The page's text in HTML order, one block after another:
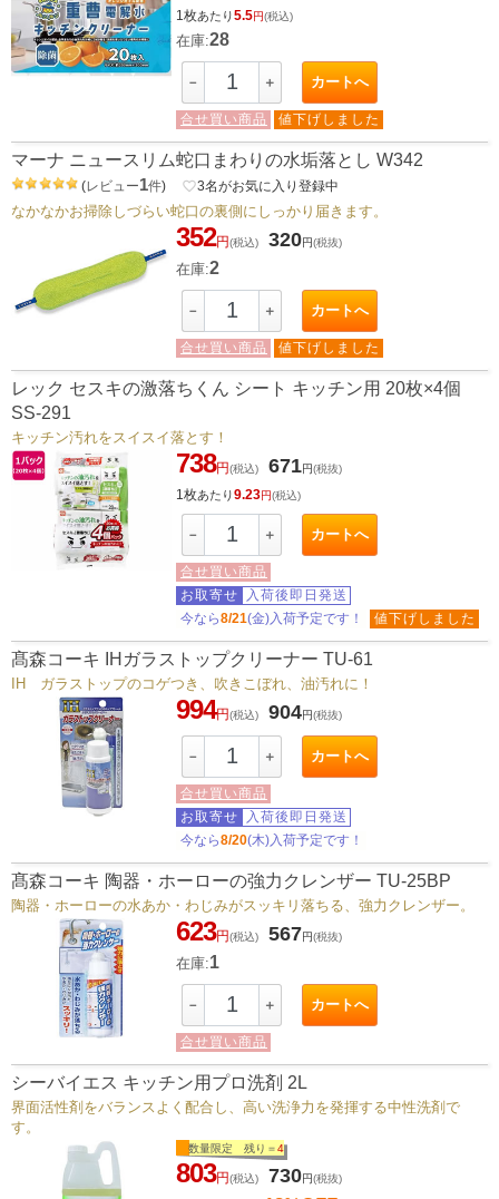
1枚あたり5.5円(税込)
在庫:28
－ ＋ カートへ
合せ買い商品 値下げしました
マーナ ニュースリム蛇口まわりの水垢落とし W342
(レビュー1件) favorite_border3名がお気に入り登録中
なかなかお掃除しづらい蛇口の裏側にしっかり届きます。
352円(税込) 320円(税抜)
在庫:2
－ ＋ カートへ
合せ買い商品 値下げしました
レック セスキの激落ちくん シート キッチン用 20枚×4個
SS-291
キッチン汚れをスイスイ落とす！
738円(税込) 671円(税抜)
1枚あたり9.23円(税込)
－ ＋ カートへ
合せ買い商品
お取寄せ
入荷後即日発送
今なら8/21(金)入荷予定です！ 値下げしました
髙森コーキ IHガラストップクリーナー TU-61
IH ガラストップのコゲつき、吹きこぼれ、油汚れに！
994円(税込) 904円(税抜)
－ ＋ カートへ
合せ買い商品
お取寄せ
入荷後即日発送
今なら8/20(木)入荷予定です！
髙森コーキ 陶器・ホーローの強力クレンザー TU-25BP
陶器・ホーローの水あか・わじみがスッキリ落ちる、強力クレンザー。
623円(税込) 567円(税抜)
在庫:1
－ ＋ カートへ
合せ買い商品
シーバイエス キッチン用プロ洗剤 2L
界面活性剤をバランスよく配合し、高い洗浄力を発揮する中性洗剤で
す。
数量限定 残り＝4
803円(税込) 730円(税抜)